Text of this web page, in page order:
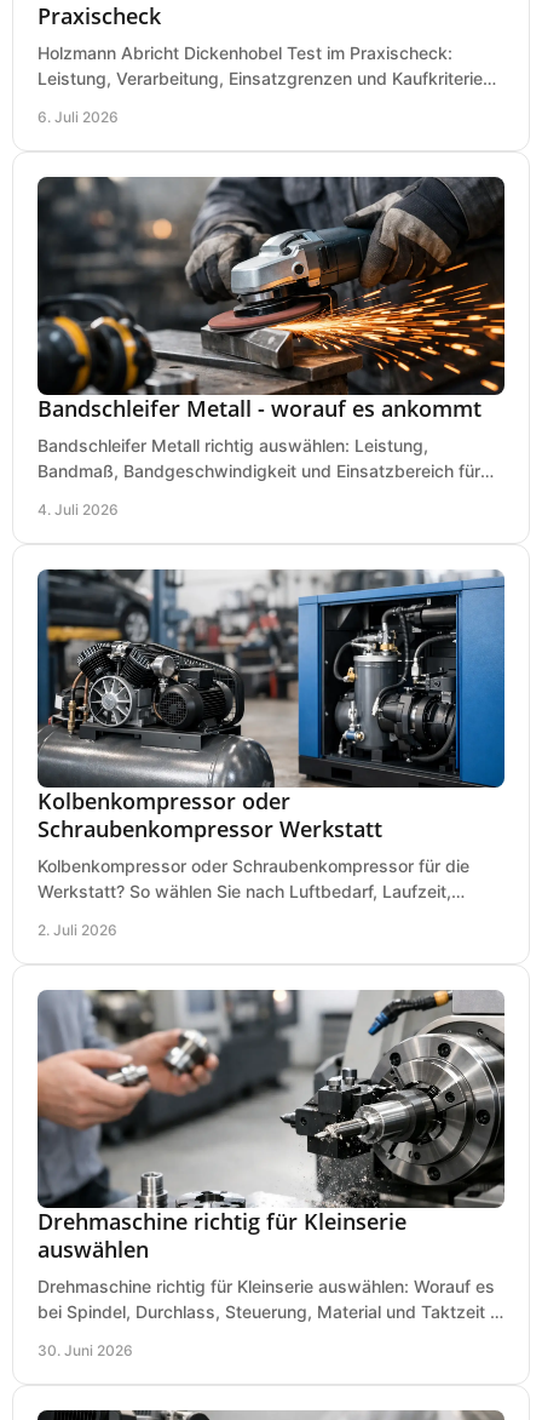
Praxischeck
Holzmann Abricht Dickenhobel Test im Praxischeck:
Leistung, Verarbeitung, Einsatzgrenzen und Kaufkriterien
6. Juli 2026
Bandschleifer Metall - worauf es ankommt
Bandschleifer Metall richtig auswählen: Leistung,
Bandmaß, Bandgeschwindigkeit und Einsatzbereich für
4. Juli 2026
Kolbenkompressor oder
Schraubenkompressor Werkstatt
Kolbenkompressor oder Schraubenkompressor für die
Werkstatt? So wählen Sie nach Luftbedarf, Laufzeit,
2. Juli 2026
Drehmaschine richtig für Kleinserie
auswählen
Drehmaschine richtig für Kleinserie auswählen: Worauf es
bei Spindel, Durchlass, Steuerung, Material und Taktzeit in
30. Juni 2026